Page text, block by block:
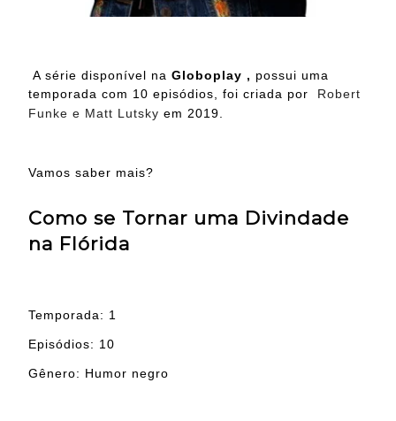
A série disponível na Globoplay , possui uma
temporada com 10 episódios, foi criada por
Robert
Funke e Matt Lutsky em 2019.
Vamos saber mais?
Como se Tornar uma Divindade
na Flórida
Temporada: 1
Episódios: 10
Gênero: Humor negro